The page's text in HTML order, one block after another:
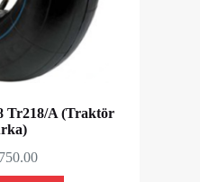
Tr218/A (Traktör